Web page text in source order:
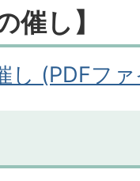
催し】
し (PDFフ